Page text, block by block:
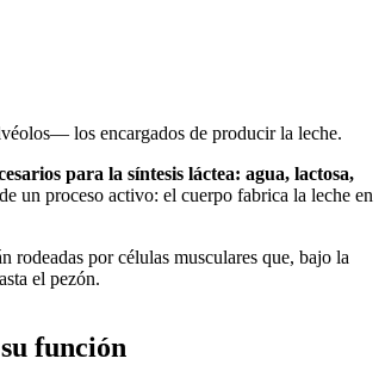
los encargados de producir la leche.
para la síntesis láctea: agua, lactosa,
un proceso activo: el cuerpo fabrica la leche en
rodeadas por células musculares que, bajo la
el pezón.
función